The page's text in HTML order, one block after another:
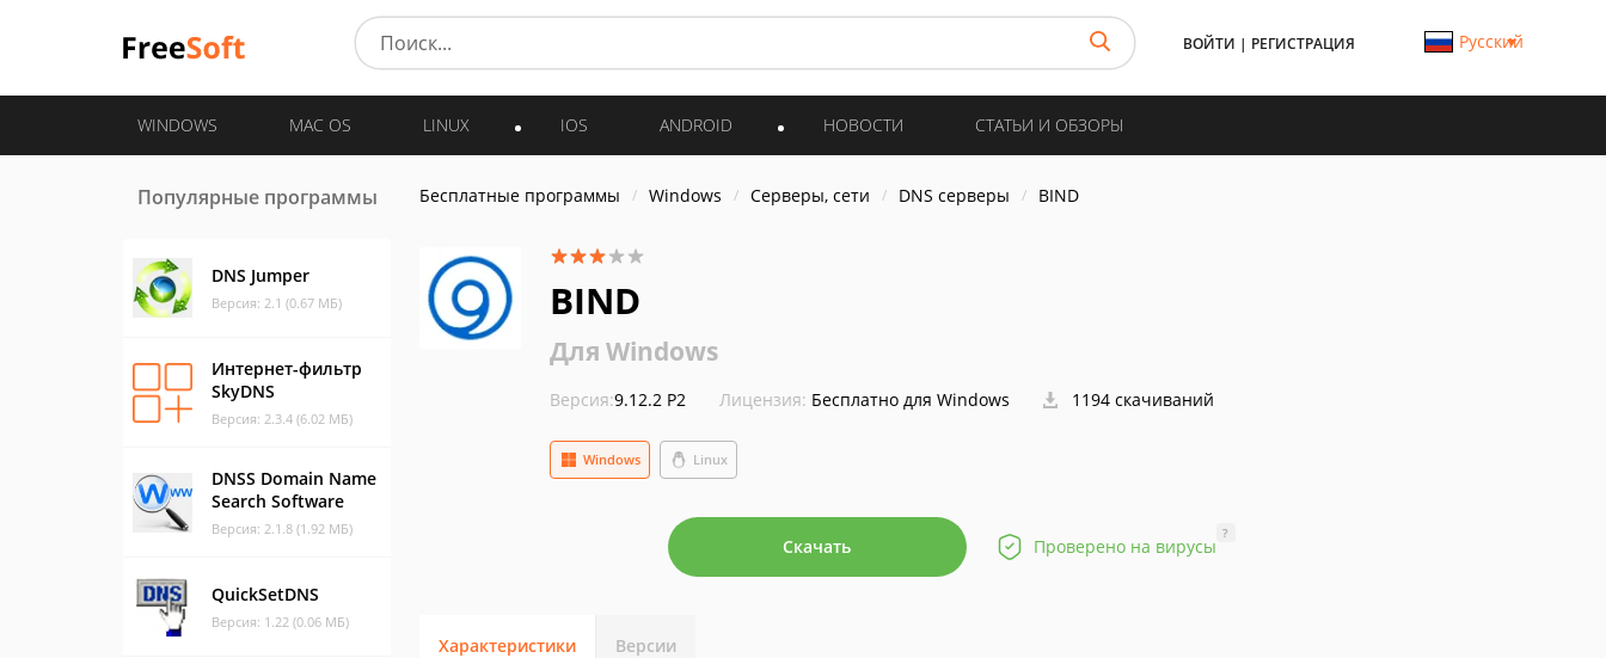
ВОЙТИ | РЕГИСТРАЦИЯ Русский
WINDOWS MAC OS LINUX IOS ANDROID НОВОСТИ СТАТЬИ И ОБЗОРЫ
Популярные программы
DNS Jumper
Версия: 2.1 (0.67 МБ)
Интернет-фильтр
SkyDNS
Версия: 2.3.4 (6.02 МБ)
DNSS Domain Name
Search Software
Версия: 2.1.8 (1.92 МБ)
QuickSetDNS
Версия: 1.22 (0.06 МБ)
Бесплатные программы Windows Серверы, сети DNS серверы BIND
BIND
Для Windows
Версия:9.12.2 P2 Лицензия: Бесплатно для Windows 1194 скачиваний
Linux
Windows
Скачать Проверено на вирусы
?
Характеристики Версии